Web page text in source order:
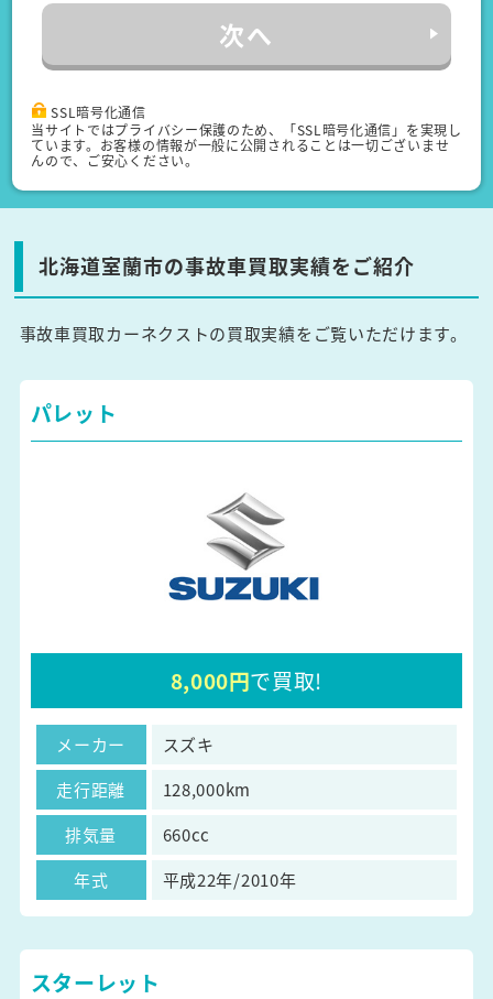
次へ
SSL暗号化通信
当サイトではプライバシー保護のため、「SSL暗号化通信」を実現し
ています。お客様の情報が一般に公開されることは一切ございませ
んので、ご安心ください。
北海道室蘭市の事故車買取実績をご紹介
事故車買取カーネクストの買取実績をご覧いただけます。
パレット
8,000円で買取!
メーカー
スズキ
走行距離
128,000km
排気量
660cc
年式
平成22年/2010年
スターレット